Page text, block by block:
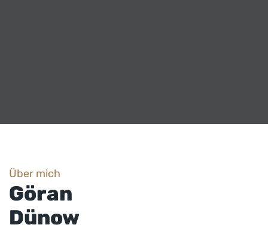
Über mich
Göran
Dünow